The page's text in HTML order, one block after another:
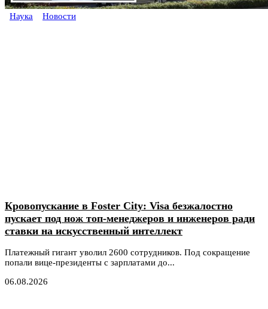
Наука Новости
Кровопускание в Foster City: Visa безжалостно
пускает под нож топ-менеджеров и инженеров ради
ставки на искусственный интеллект
Платежный гигант уволил 2600 сотрудников. Под сокращение
попали вице-президенты с зарплатами до...
06.08.2026